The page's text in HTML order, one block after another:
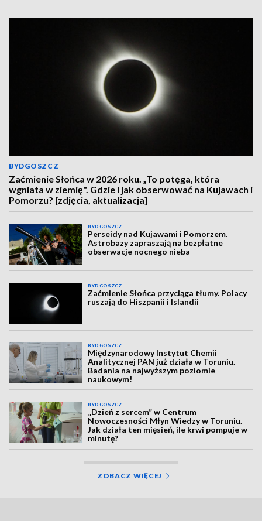
BYDGOSZCZ
Zaćmienie Słońca w 2026 roku. „To potęga, która
wgniata w ziemię". Gdzie i jak obserwować na Kujawach i
Pomorzu? [zdjęcia, aktualizacja]
BYDGOSZCZ
Perseidy nad Kujawami i Pomorzem.
Astrobazy zapraszają na bezpłatne
obserwacje nocnego nieba
BYDGOSZCZ
Zaćmienie Słońca przyciąga tłumy. Polacy
ruszają do Hiszpanii i Islandii
BYDGOSZCZ
Międzynarodowy Instytut Chemii
Analitycznej PAN już działa w Toruniu.
Badania na najwyższym poziomie
naukowym!
BYDGOSZCZ
„Dzień z sercem” w Centrum
Nowoczesności Młyn Wiedzy w Toruniu.
Jak działa ten mięsień, ile krwi pompuje w
minutę?
ZOBACZ WIĘCEJ